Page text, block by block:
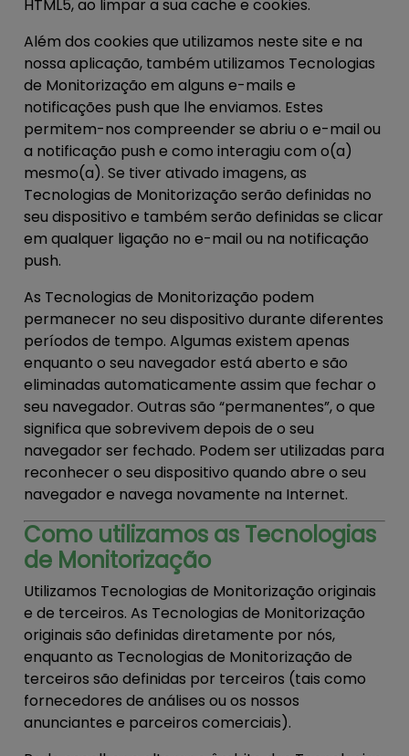
HTML5, ao limpar a sua cache e cookies.
Além dos cookies que utilizamos neste site e na
nossa aplicação, também utilizamos Tecnologias
de Monitorização em alguns e-mails e
notificações push que lhe enviamos. Estes
permitem-nos compreender se abriu o e-mail ou
a notificação push e como interagiu com o(a)
mesmo(a). Se tiver ativado imagens, as
Tecnologias de Monitorização serão definidas no
seu dispositivo e também serão definidas se clicar
em qualquer ligação no e-mail ou na notificação
push.
As Tecnologias de Monitorização podem
permanecer no seu dispositivo durante diferentes
períodos de tempo. Algumas existem apenas
enquanto o seu navegador está aberto e são
eliminadas automaticamente assim que fechar o
seu navegador. Outras são “permanentes”, o que
significa que sobrevivem depois de o seu
navegador ser fechado. Podem ser utilizadas para
reconhecer o seu dispositivo quando abre o seu
navegador e navega novamente na Internet.
Como utilizamos as Tecnologias
de Monitorização
Utilizamos Tecnologias de Monitorização originais
e de terceiros. As Tecnologias de Monitorização
originais são definidas diretamente por nós,
enquanto as Tecnologias de Monitorização de
terceiros são definidas por terceiros (tais como
fornecedores de análises ou os nossos
anunciantes e parceiros comerciais).